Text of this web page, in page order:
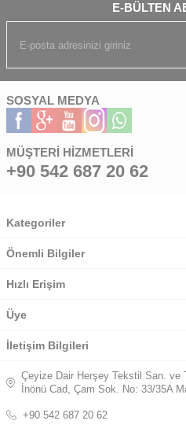
E-BÜLTEN
SOSYAL MEDYA
MÜŞTERI HIZMETLERI
+90 542 687 20 62
Kategoriler
Önemli Bilgiler
Hızlı Erişim
Üye
İletişim Bilgileri
Çeyize Dair Herşey Tekstil San. ve
İnönü Cad, Çam Sok. No: 33/35A
+90 542 687 20 62